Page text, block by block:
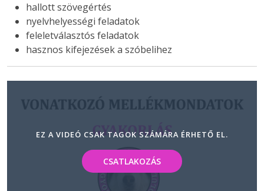
hallott szövegértés
nyelvhelyességi feladatok
feleletválasztós feladatok
hasznos kifejezések a szóbelihez
EZ A VIDEÓ CSAK TAGOK SZÁMÁRA ÉRHETŐ EL.
CSATLAKOZÁS